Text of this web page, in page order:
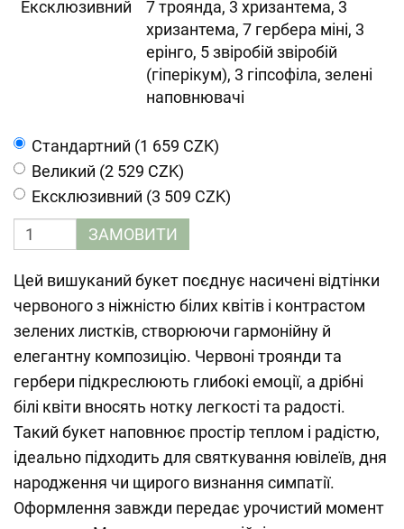
Ексклюзивний
7 троянда, 3 хризантема, 3
хризантема, 7 гербера міні, 3
ерінго, 5 звіробій звіробій
(гіперікум), 3 гіпсофіла, зелені
наповнювачі
Cтандартний (1 659 CZK)
Великий (2 529 CZK)
Ексклюзивний (3 509 CZK)
ЗАМОВИТИ
Цей вишуканий букет поєднує насичені відтінки
червоного з ніжністю білих квітів і контрастом
зелених листків, створюючи гармонійну й
елегантну композицію. Червоні троянди та
гербери підкреслюють глибокі емоції, а дрібні
білі квіти вносять нотку легкості та радості.
Такий букет наповнює простір теплом і радістю,
ідеально підходить для святкування ювілеїв, дня
народження чи щирого визнання симпатії.
Оформлення завжди передає урочистий момент